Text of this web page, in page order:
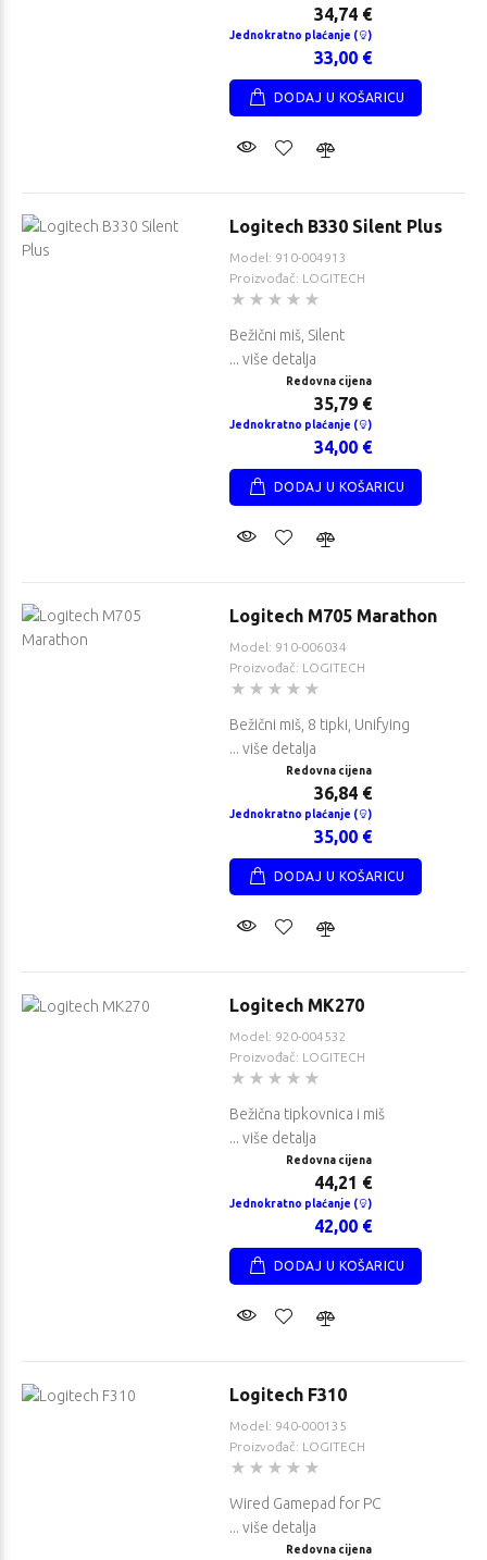
34,74 €
Jednokratno plaćanje ( )
33,00 €
DODAJ U KOŠARICU
Logitech B330 Silent Plus
Model: 910-004913
Proizvođač: LOGITECH
Bežični miš, Silent
... više detalja
Redovna cijena
35,79 €
Jednokratno plaćanje ( )
34,00 €
DODAJ U KOŠARICU
Logitech M705 Marathon
Model: 910-006034
Proizvođač: LOGITECH
Bežični miš, 8 tipki, Unifying
... više detalja
Redovna cijena
36,84 €
Jednokratno plaćanje ( )
35,00 €
DODAJ U KOŠARICU
Logitech MK270
Model: 920-004532
Proizvođač: LOGITECH
Bežična tipkovnica i miš
... više detalja
Redovna cijena
44,21 €
Jednokratno plaćanje ( )
42,00 €
DODAJ U KOŠARICU
Logitech F310
Model: 940-000135
Proizvođač: LOGITECH
Wired Gamepad for PC
... više detalja
Redovna cijena